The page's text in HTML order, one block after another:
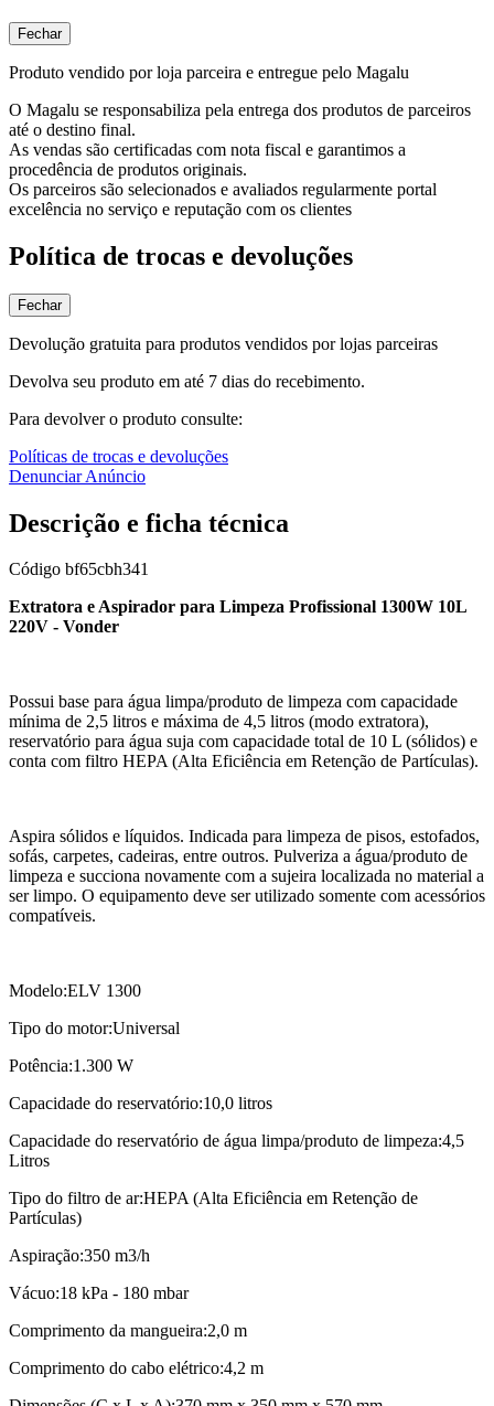
Fechar
Produto vendido por loja parceira e entregue pelo Magalu
O Magalu se responsabiliza pela entrega dos produtos de parceiros
até o destino final.
As vendas são certificadas com nota fiscal e garantimos a
procedência de produtos originais.
Os parceiros são selecionados e avaliados regularmente portal
excelência no serviço e reputação com os clientes
Política de trocas e devoluções
Fechar
Devolução gratuita para produtos vendidos por lojas parceiras
Devolva seu produto em até 7 dias do recebimento.
Para devolver o produto consulte:
Políticas de trocas e devoluções
Denunciar Anúncio
Descrição e ficha técnica
Código bf65cbh341
Extratora e Aspirador para Limpeza Profissional 1300W 10L
220V - Vonder
Possui base para água limpa/produto de limpeza com capacidade
mínima de 2,5 litros e máxima de 4,5 litros (modo extratora),
reservatório para água suja com capacidade total de 10 L (sólidos) e
conta com filtro HEPA (Alta Eficiência em Retenção de Partículas).
Aspira sólidos e líquidos. Indicada para limpeza de pisos, estofados,
sofás, carpetes, cadeiras, entre outros. Pulveriza a água/produto de
limpeza e succiona novamente com a sujeira localizada no material a
ser limpo. O equipamento deve ser utilizado somente com acessórios
compatíveis.
Modelo:ELV 1300
Tipo do motor:Universal
Potência:1.300 W
Capacidade do reservatório:10,0 litros
Capacidade do reservatório de água limpa/produto de limpeza:4,5
Litros
Tipo do filtro de ar:HEPA (Alta Eficiência em Retenção de
Partículas)
Aspiração:350 m3/h
Vácuo:18 kPa - 180 mbar
Comprimento da mangueira:2,0 m
Comprimento do cabo elétrico:4,2 m